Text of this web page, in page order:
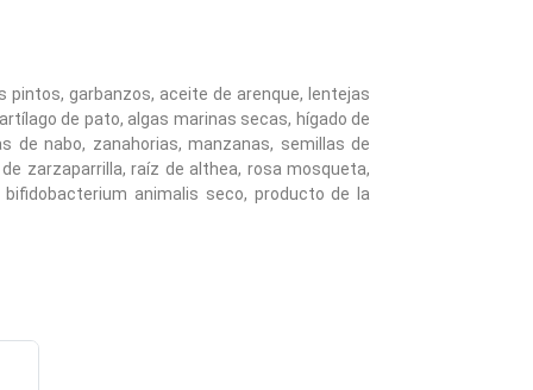
garbanzos, aceite de arenque, lentejas
de pato, algas marinas secas, hígado de
de nabo, zanahorias, manzanas, semillas de
zarzaparrilla, raíz de althea, rosa mosqueta,
animalis seco, producto de la